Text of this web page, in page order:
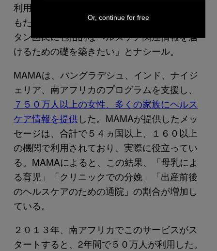
利用できます。ガイドラインを尊重し、他に
もたくさんあるリソースと結びつけ、パキス
タン国民に包括的なヘルスケア関連情報を届
けるための礎を築きたい」とナシール。
MAMAは、バングラデシュ、インド、ナイジ
ェリア、南アフリカのプログラムを支援し、
７５０万人以上の女性、多くの家族にヘルス
ケア情報を提供した。MAMAが提供したメッ
セージは、合計で５４ヵ国以上、１６０以上
の機関で利用されており、実際に役立ってい
る。MAMAによると、この結果、「母乳によ
る育児」「クリニックでの分娩」「出産前後
のヘルスケアのための通院」の割合が増加し
ている。
２０１３年、南アフリカでこのサービスがス
タートすると、2年間で５０万人が利用した。
Or, continue for free